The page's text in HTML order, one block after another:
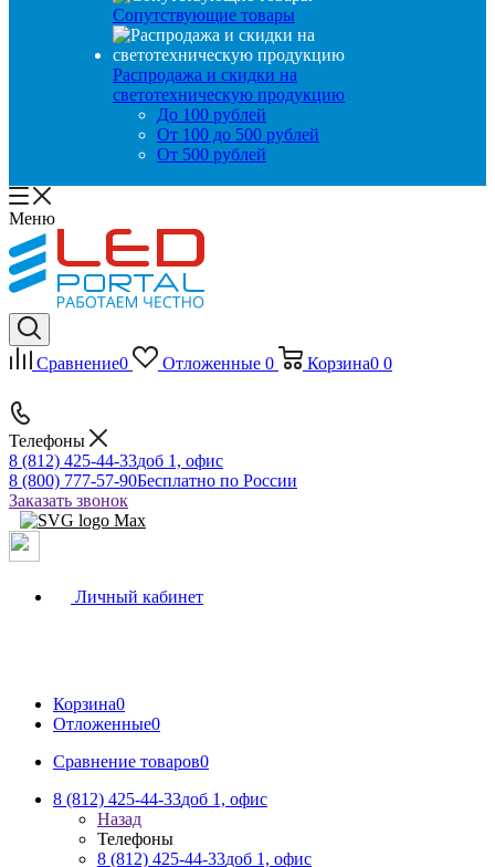
Сопутствующие товары
Распродажа и скидки на
светотехническую продукцию
До 100 рублей
От 100 до 500 рублей
От 500 рублей
Меню
Сравнение0 Отложенные 0 Корзина0 0
Телефоны
8 (812) 425-44-33доб 1, офис
8 (800) 777-57-90Бесплатно по России
Заказать звонок
Личный кабинет
Корзина0
Отложенные0
Сравнение товаров0
8 (812) 425-44-33доб 1, офис
Назад
Телефоны
8 (812) 425-44-33доб 1, офис